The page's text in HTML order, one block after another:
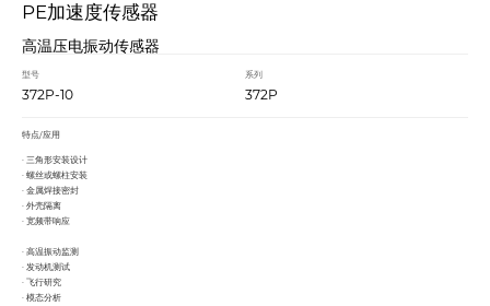
PE加速度传感器
高温压电振动传感器
型号
372P-10
系列
372P
特点/应用
· 三角形安装设计
· 螺丝或螺柱安装
· 金属焊接密封
· 外壳隔离
· 宽频带响应
· 高温振动监测
· 发动机测试
· 飞行研究
· 模态分析